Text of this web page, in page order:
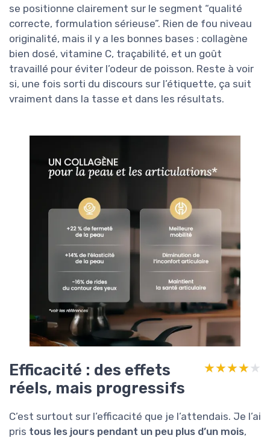
se positionne clairement sur le segment “qualité
correcte, formulation sérieuse”. Rien de fou niveau
originalité, mais il y a les bonnes bases : collagène
bien dosé, vitamine C, traçabilité, et un goût
travaillé pour éviter l’odeur de poisson. Reste à voir
si, une fois sorti du discours sur l’étiquette, ça suit
vraiment dans la tasse et dans les résultats.
Efficacité : des effets
réels, mais progressifs
★★★★★
★★★★★
C’est surtout sur l’efficacité que je l’attendais. Je l’ai
pris tous les jours pendant un peu plus d’un mois,